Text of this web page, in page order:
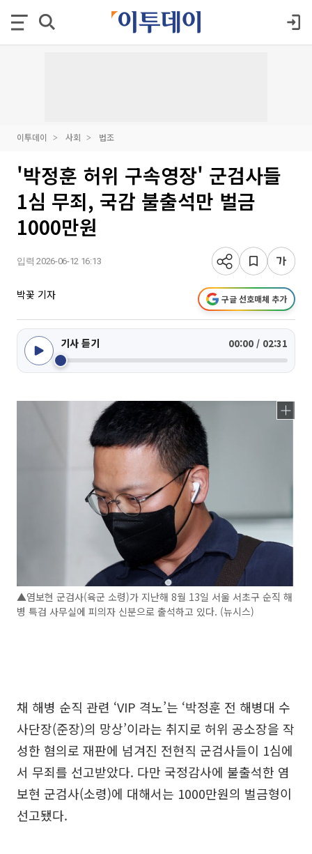
이투데이 사회 법조
'박정훈 허위 구속영장' 군검사들
1심 무죄, 국감 불출석만 벌금
1000만원
입력 2026-06-12 16:13
박꽃 기자 구글 선호매체 추가
기사 듣기 00:00 / 02:31
▲염보현 군검사(육군 소령)가 지난해 8월 13일 서울 서초구 순직 해
병 특검 사무실에 피의자 신분으로 출석하고 있다. (뉴시스)
채 해병 순직 관련 ‘VIP 격노’는 ‘박정훈 전 해병대 수
사단장(준장)의 망상’이라는 취지로 허위 공소장을 작
성한 혐의로 재판에 넘겨진 전현직 군검사들이 1심에
서 무죄를 선고받았다. 다만 국정감사에 불출석한 염
보현 군검사(소령)에 대해서는 1000만원의 벌금형이
선고됐다.